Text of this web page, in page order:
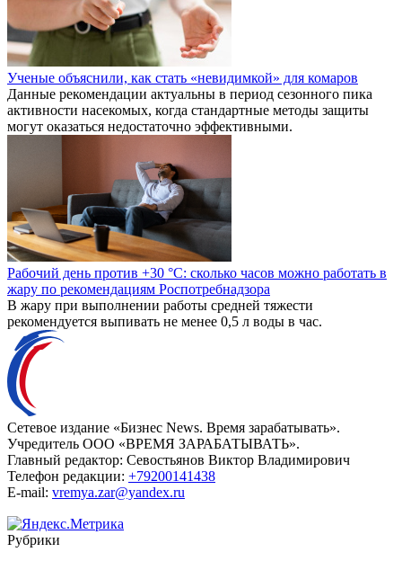
Ученые объяснили, как стать «невидимкой» для комаров
Данные рекомендации актуальны в период сезонного пика
активности насекомых, когда стандартные методы защиты
могут оказаться недостаточно эффективными.
Рабочий день против +30 °C: сколько часов можно работать в
жару по рекомендациям Роспотребнадзора
В жару при выполнении работы средней тяжести
рекомендуется выпивать не менее 0,5 л воды в час.
Сетевое издание «Бизнес News. Время зарабатывать».
Учредитель ООО «ВРЕМЯ ЗАРАБАТЫВАТЬ».
Главный редактор: Севостьянов Виктор Владимирович
Телефон редакции: +79200141438
E-mail: vremya.zar@yandex.ru
Рубрики